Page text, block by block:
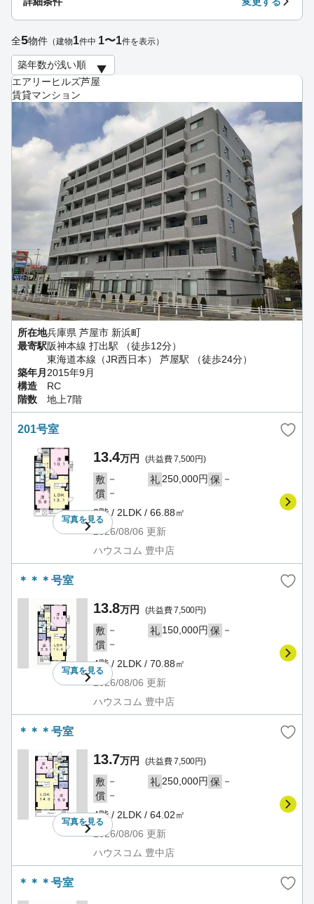
エアリーヒルズ芦屋
賃貸マンション
所在地兵庫県 芦屋市 新浜町
最寄駅阪神本線 打出駅 （徒歩12分）
東海道本線（JR西日本） 芦屋駅 （徒歩24分）
築年月2015年9月
構造
RC
階数
地上7階
201号室
写真を見る
13.4万円 (共益費 7,500円)
敷 － 礼 250,000円 保 －
償 －
2階 / 2LDK / 66.88㎡
2026/08/06 更新
ハウスコム 豊中店
＊＊＊号室
写真を見る
13.8万円 (共益費 7,500円)
敷 － 礼 150,000円 保 －
償 －
4階 / 2LDK / 70.88㎡
2026/08/06 更新
ハウスコム 豊中店
＊＊＊号室
写真を見る
13.7万円 (共益費 7,500円)
敷 － 礼 250,000円 保 －
償 －
4階 / 2LDK / 64.02㎡
2026/08/06 更新
ハウスコム 豊中店
＊＊＊号室
全5物件 （建物1件中 1〜1件を表示）